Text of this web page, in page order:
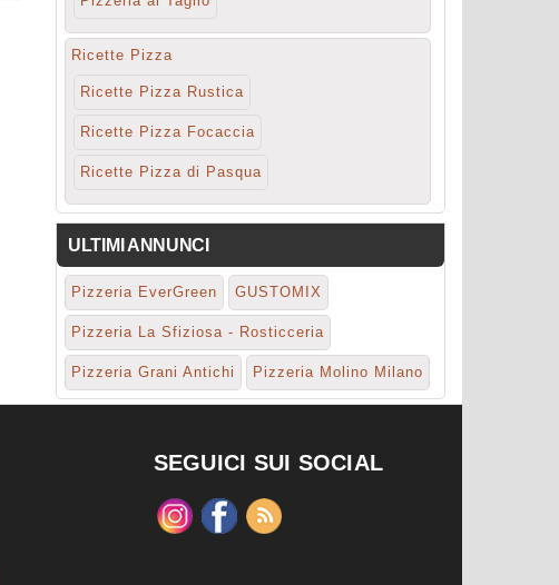
Ricette Pizza
Ricette Pizza Rustica
Ricette Pizza Focaccia
Ricette Pizza di Pasqua
ULTIMI ANNUNCI
Pizzeria EverGreen GUSTOMIX
Pizzeria La Sfiziosa - Rosticceria
Pizzeria Grani Antichi Pizzeria Molino Milano
SEGUICI SUI SOCIAL